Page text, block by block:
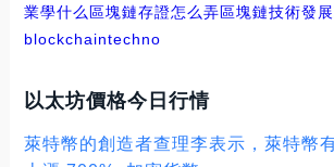
業學什么 區塊鏈存證怎么弄區塊鏈技術發
blockchaintechno
以太坊價格今日行情
萊特幣的創造者查理李表示，萊特幣